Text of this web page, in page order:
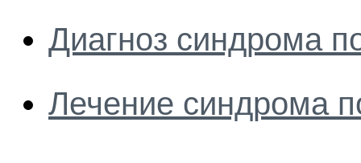
Диагноз синдрома
Лечение синдрома